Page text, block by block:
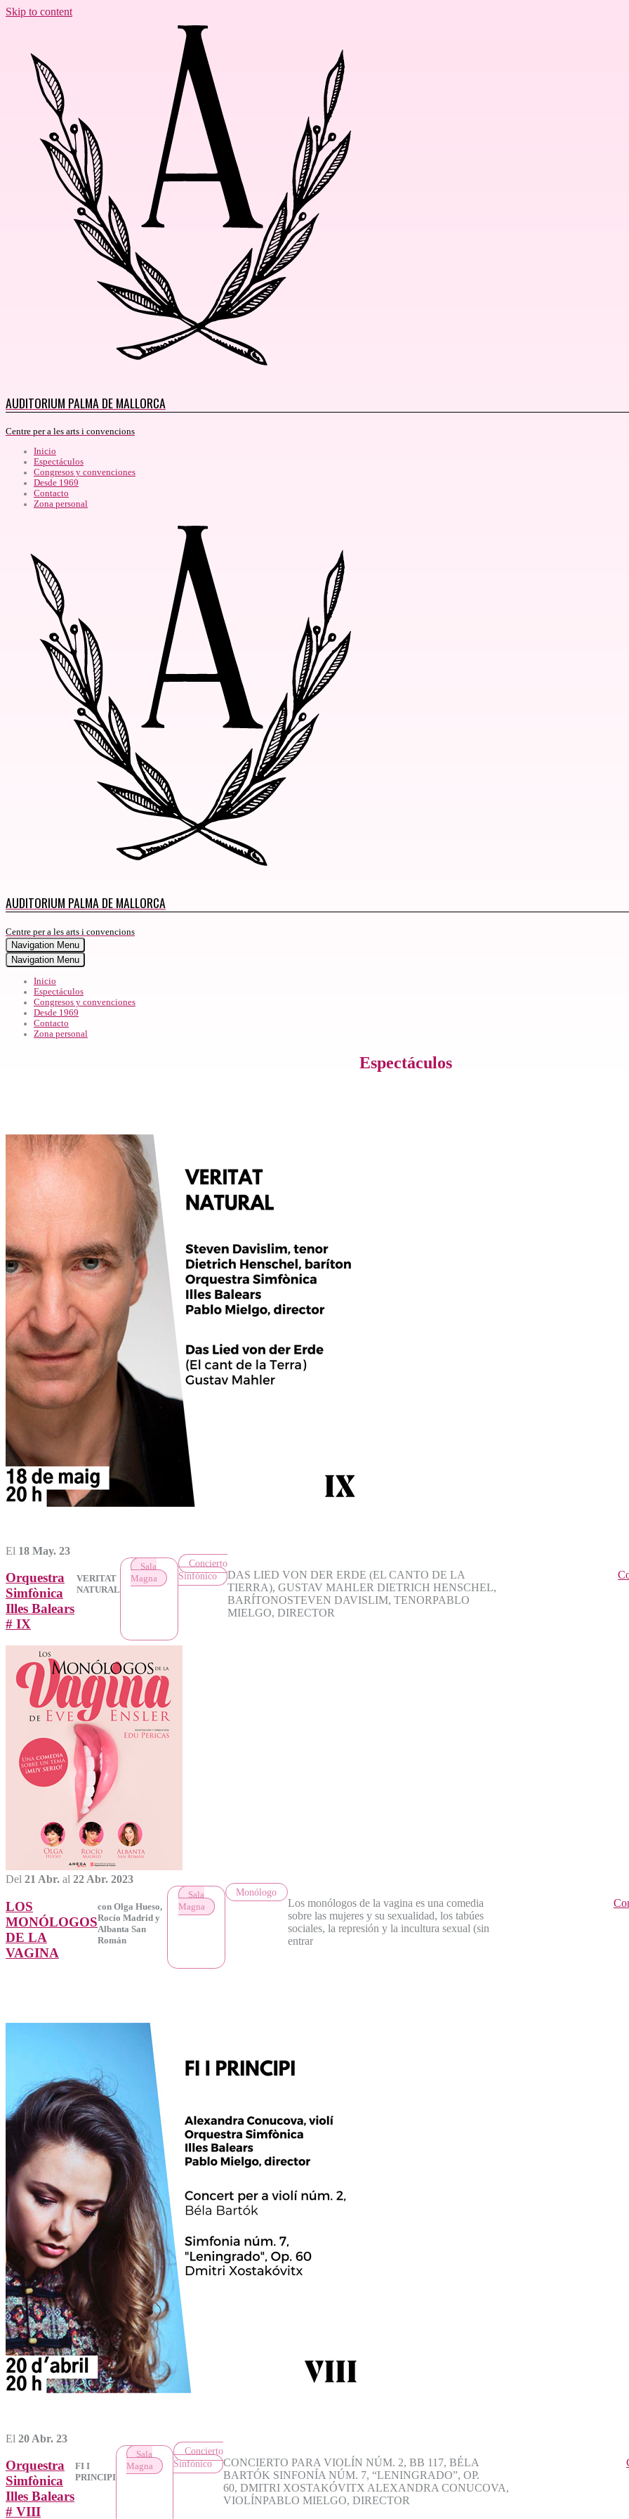
Skip to content
AUDITORIUM PALMA DE MALLORCA
Centre per a les arts i convencions
Inicio
Espectáculos
Congresos y convenciones
Desde 1969
Contacto
Zona personal
AUDITORIUM PALMA DE MALLORCA
Centre per a les arts i convencions
Navigation Menu
Navigation Menu
Inicio
Espectáculos
Congresos y convenciones
Desde 1969
Contacto
Zona personal
Espectáculos
El 18 May. 23
Orquestra
Simfònica
Illes Balears
# IX
VERITAT
NATURAL
Sala
Magna
Concierto
Sinfónico
DAS LIED VON DER ERDE (EL CANTO DE LA
TIERRA), GUSTAV MAHLER DIETRICH HENSCHEL,
BARÍTONOSTEVEN DAVISLIM, TENORPABLO
MIELGO, DIRECTOR
Del 21 Abr. al 22 Abr. 2023
LOS
MONÓLOGOS
DE LA
VAGINA
con Olga Hueso,
Rocío Madrid y
Albanta San
Román
Sala
Magna
Monólogo
Los monólogos de la vagina es una comedia
sobre las mujeres y su sexualidad, los tabúes
sociales, la represión y la incultura sexual (sin
entrar
El 20 Abr. 23
Orquestra
Simfònica
Illes Balears
# VIII
FI I
PRINCIPI
Sala
Magna
Concierto
Sinfónico
CONCIERTO PARA VIOLÍN NÚM. 2, BB 117, BÉLA
BARTÓK SINFONÍA NÚM. 7, “LENINGRADO”, OP.
60, DMITRI XOSTAKÓVITX ALEXANDRA CONUCOVA,
VIOLÍNPABLO MIELGO, DIRECTOR